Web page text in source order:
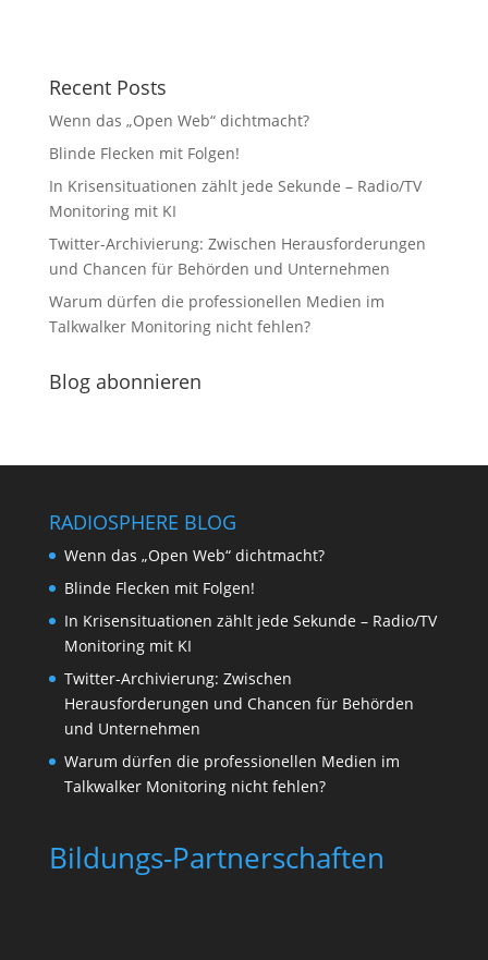
Recent Posts
Wenn das „Open Web“ dichtmacht?
Blinde Flecken mit Folgen!
In Krisensituationen zählt jede Sekunde – Radio/TV
Monitoring mit KI
Twitter-Archivierung: Zwischen Herausforderungen
und Chancen für Behörden und Unternehmen
Warum dürfen die professionellen Medien im
Talkwalker Monitoring nicht fehlen?
Blog abonnieren
RADIOSPHERE BLOG
Wenn das „Open Web“ dichtmacht?
Blinde Flecken mit Folgen!
In Krisensituationen zählt jede Sekunde – Radio/TV
Monitoring mit KI
Twitter-Archivierung: Zwischen
Herausforderungen und Chancen für Behörden
und Unternehmen
Warum dürfen die professionellen Medien im
Talkwalker Monitoring nicht fehlen?
Bildungs-Partnerschaften